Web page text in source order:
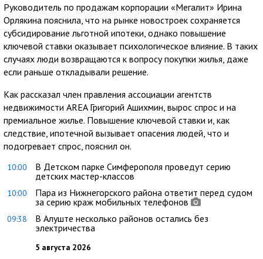
Руководитель по продажам корпорации «Мегалит» Ирина
Орлякина пояснила, что на рынке новостроек сохраняется
субсидирование льготной ипотеки, однако повышение
ключевой ставки оказывает психологическое влияние. В таких
случаях люди возвращаются к вопросу покупки жилья, даже
если раньше откладывали решение.
Как рассказал член правления ассоциации агентств
недвижимости AREA Григорий Ашихмин, вырос спрос и на
премиальное жилье. Повышение ключевой ставки и, как
следствие, ипотечной вызывает опасения людей, что и
подогревает спрос, пояснил он.
10:00
В Детском парке Симферополя проведут серию
детских мастер-классов
10:00
Пара из Нижнегорского района ответит перед судом
за серию краж мобильных телефонов
09:38
В Алуште несколько районов остались без
электричества
5 августа 2026